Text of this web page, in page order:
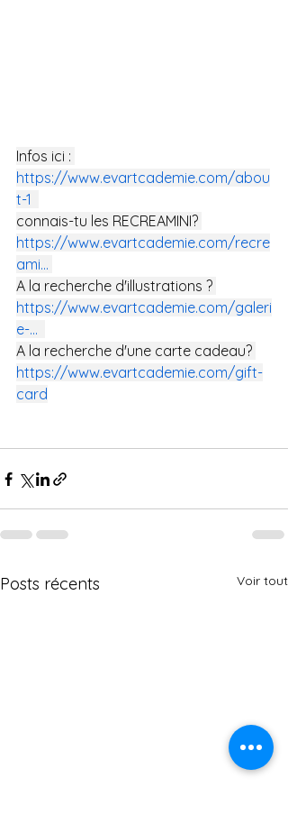
Infos ici :
https://www.evartcademie.com/abou
t-1
connais-tu les RECREAMINI?
https://www.evartcademie.com/recre
ami...
A la recherche d'illustrations ?
https://www.evartcademie.com/galeri
e-...
A la recherche d'une carte cadeau?
https://www.evartcademie.com/gift-
card
Posts récents Voir tout